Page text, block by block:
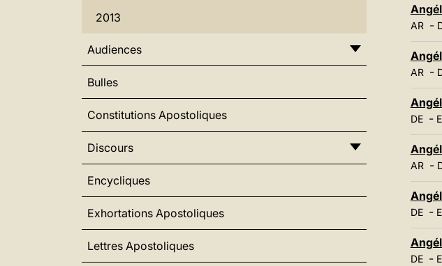
2013
Audiences
Bulles
Constitutions Apostoliques
Discours
Encycliques
Exhortations Apostoliques
Lettres Apostoliques
AR-
AR-
DE-
AR-
DE-
DE-